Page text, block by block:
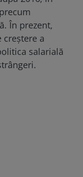
În prezent,
creștere a
salarială